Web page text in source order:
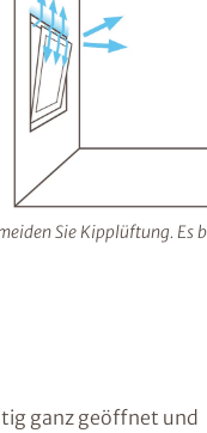
Sie Kipplüftung. Es
ganz geöffnet und